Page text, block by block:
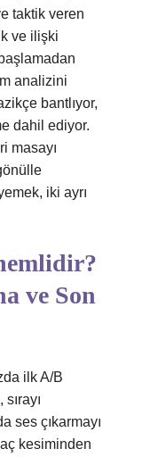
taktik veren
ve ilişki
analizini
bantlıyor,
dahil ediyor.
masayı
iki ayrı
ve Son
ilk A/B
ses çıkarmayı
kesiminden